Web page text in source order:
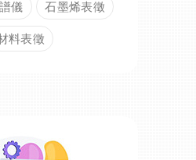
儀 石墨烯表徵
料表徵